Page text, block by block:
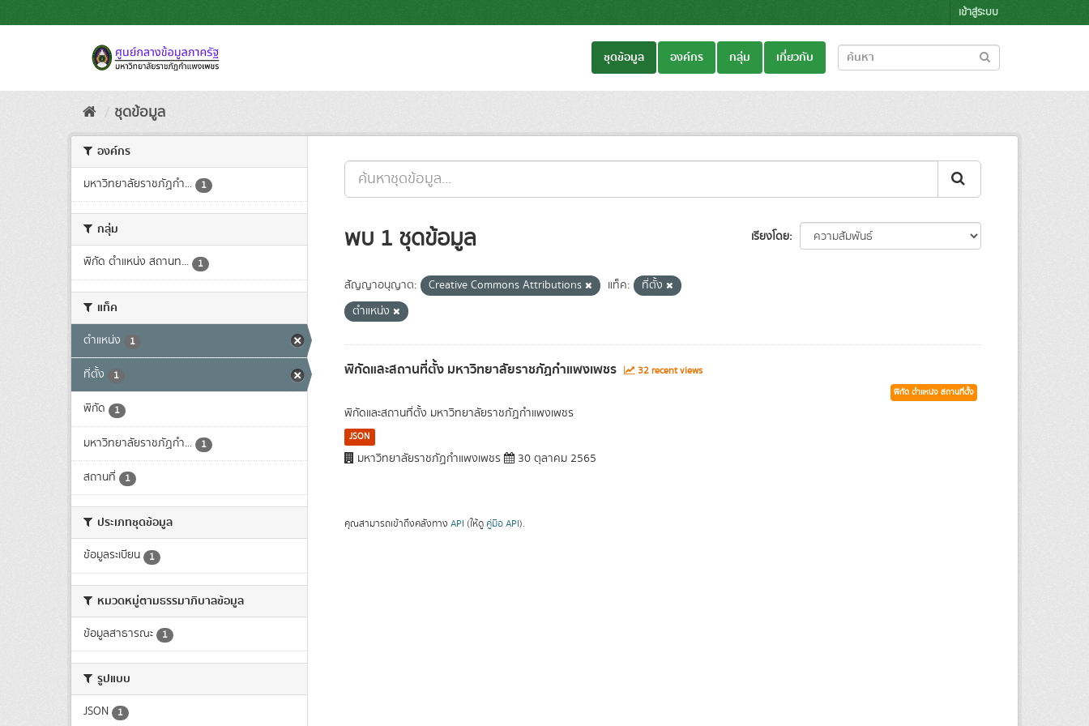
to
เข้าสู่ระบบ
ชุดข้อมูล องค์กร กลุ่ม เกี่ยวกับ
ชุดข้อมูล
องค์กร
มหาวิทยาลัยราชภัฏกำ... 1
กลุ่ม
พิกัด ตำแหน่ง สถานท... 1
แท็ค
ตำแหน่ง 1
ที่ตั้ง 1
พิกัด 1
มหาวิทยาลัยราชภัฏกำ... 1
สถานที่ 1
ประเภทชุดข้อมูล
ข้อมูลระเบียน 1
หมวดหมู่ตามธรรมาภิบาลข้อมูล
ข้อมูลสาธารณะ 1
รูปแบบ
JSON 1
เรียงโดย
พบ 1 ชุดข้อมูล
สัญญาอนุญาต: Creative Commons Attributions แท็ค:
ที่ตั้ง
ตำแหน่ง
พิกัดและสถานที่ตั้ง มหาวิทยาลัยราชภัฏกำแพงเพชร 32 recent views
พิกัด ตำแหน่ง สถานที่ตั้ง
พิกัดและสถานที่ตั้ง มหาวิทยาลัยราชภัฏกำแพงเพชร
JSON
มหาวิทยาลัยราชภัฏกำแพงเพชร 30 ตุลาคม 2565
คุณสามารถเข้าถึงคลังทาง API (ให้ดู คู่มือ API).